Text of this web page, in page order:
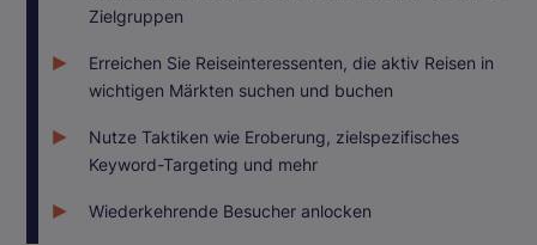
Zielgruppen
Erreichen Sie Reiseinteressenten, die aktiv Reisen in
wichtigen Märkten suchen und buchen
Nutze Taktiken wie Eroberung, zielspezifisches
Keyword-Targeting und mehr
Wiederkehrende Besucher anlocken